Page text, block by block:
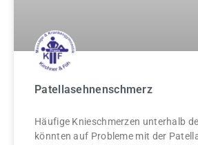
Patellasehnenschmerz
Häufige Knieschmerzen unterhalb
könnten auf Probleme mit der